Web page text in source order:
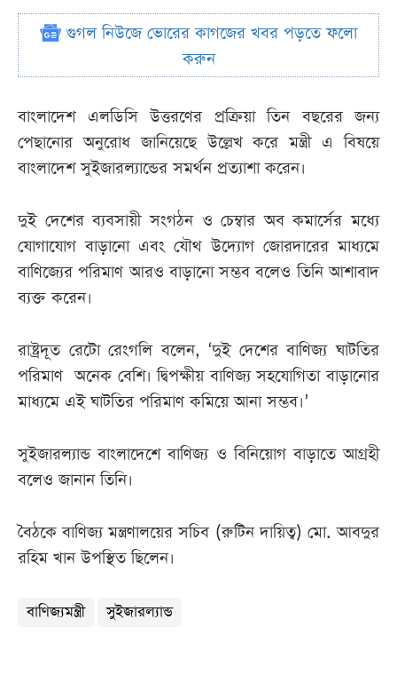
গুগল নিউজে ভোরের কাগজের খবর পড়তে ফলো
করুন
বাংলাদেশ এলডিসি উত্তরণের প্রক্রিয়া তিন বছরের জন্য
পেছানোর অনুরোধ জানিয়েছে উল্লেখ করে মন্ত্রী এ বিষয়ে
বাংলাদেশ সুইজারল্যান্ডের সমর্থন প্রত্যাশা করেন।
দুই দেশের ব্যবসায়ী সংগঠন ও চেম্বার অব কমার্সের মধ্যে
যোগাযোগ বাড়ানো এবং যৌথ উদ্যোগ জোরদারের মাধ্যমে
বাণিজ্যের পরিমাণ আরও বাড়ানো সম্ভব বলেও তিনি আশাবাদ
ব্যক্ত করেন।
রাষ্ট্রদূত রেটো রেংগলি বলেন, ‘দুই দেশের বাণিজ্য ঘাটতির
পরিমাণ অনেক বেশি। দ্বিপক্ষীয় বাণিজ্য সহযোগিতা বাড়ানোর
মাধ্যমে এই ঘাটতির পরিমাণ কমিয়ে আনা সম্ভব।’
সুইজারল্যান্ড বাংলাদেশে বাণিজ্য ও বিনিয়োগ বাড়াতে আগ্রহী
বলেও জানান তিনি।
বৈঠকে বাণিজ্য মন্ত্রণালয়ের সচিব (রুটিন দায়িত্ব) মো. আবদুর
রহিম খান উপস্থিত ছিলেন।
বাণিজ্যমন্ত্রী সুইজারল্যান্ড